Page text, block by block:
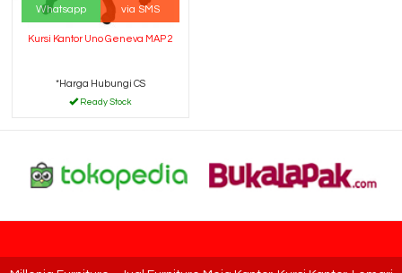
Whatsapp via SMS
Kursi Kantor Uno Geneva MAP 2
*Harga Hubungi CS
Ready Stock